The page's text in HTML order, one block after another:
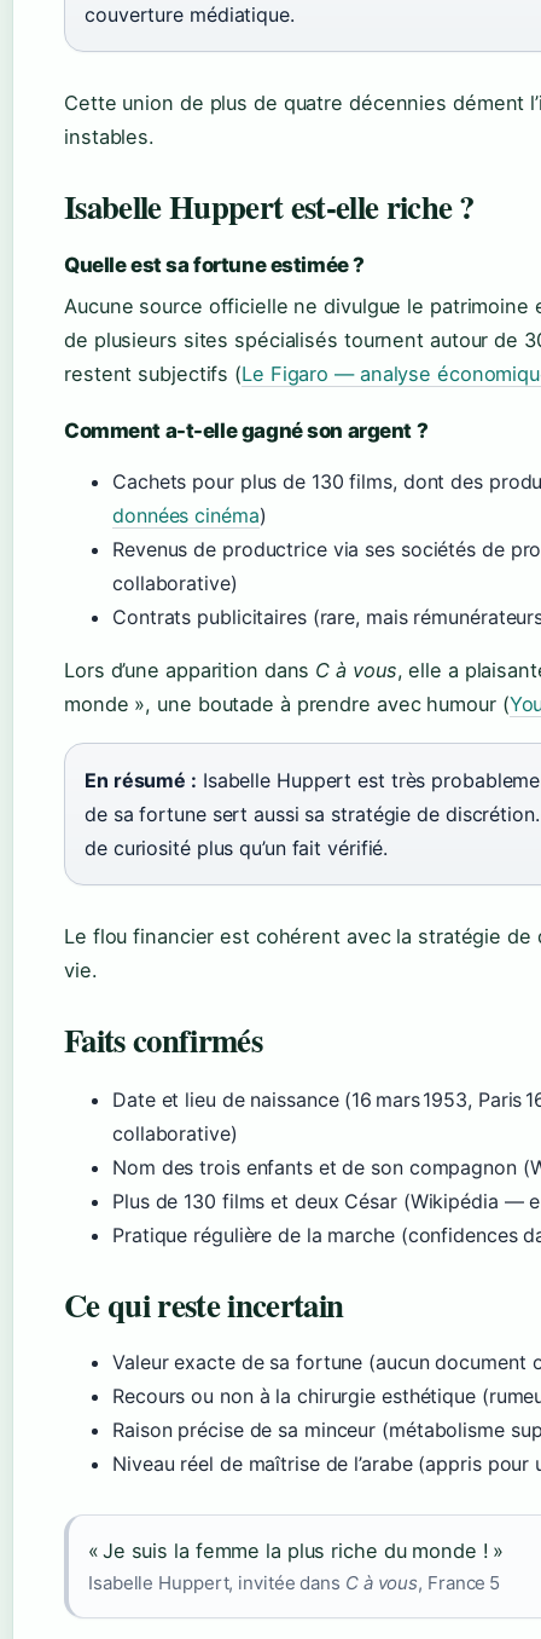
couverture médiatique.
Cette union de plus de quatre décennies dément
instables.
Isabelle Huppert est-elle riche ?
Quelle est sa fortune estimée ?
Aucune source officielle ne divulgue le patrimoine
de plusieurs sites spécialisés tournent autour de
restent subjectifs (Le Figaro — analyse
Comment a-t-elle gagné son argent ?
Cachets pour plus de 130 films, dont des
données cinéma)
Revenus de productrice via ses sociétés de
collaborative)
Contrats publicitaires (rare, mais
Lors d’une apparition dans C à vous, elle a
monde », une boutade à prendre avec humour (
En résumé : Isabelle Huppert est très
de sa fortune sert aussi sa stratégie de
de curiosité plus qu’un fait vérifié.
Le flou financier est cohérent avec la stratégie de
vie.
Faits confirmés
Date et lieu de naissance (16 mars 1953, Paris
collaborative)
Nom des trois enfants et de son compagnon
Plus de 130 films et deux César (Wikipédia —
Pratique régulière de la marche (confidences
Ce qui reste incertain
Valeur exacte de sa fortune (aucun document
Recours ou non à la chirurgie esthétique
Raison précise de sa minceur (métabolisme
Niveau réel de maîtrise de l’arabe (appris pour
« Je suis la femme la plus riche du monde ! »
Isabelle Huppert, invitée dans C à vous, France 5